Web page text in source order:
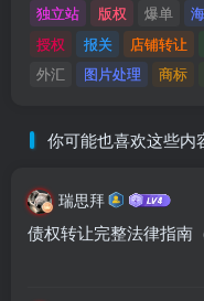
独立站
版权 爆单
授权
报关 店铺转让
外汇
图片处理 商标
你可能也喜欢这些内
瑞思拜
债权转让完整法律指南